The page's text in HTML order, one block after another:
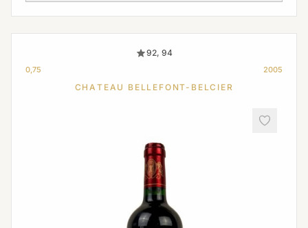
92, 94
0,75 2005
CHATEAU BELLEFONT-BELCIER